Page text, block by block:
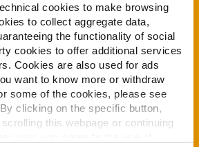
cookies to make browsing
to collect aggregate data,
the functionality of social
cookies to offer additional services
Cookies are also used for ads
want to know more or withdraw
some of the cookies, please see
. By clicking on the specific button,
this webpage or continuing
dei gatti (Almo Nature)
dei miei dati e dichiaro di aver
Policy*